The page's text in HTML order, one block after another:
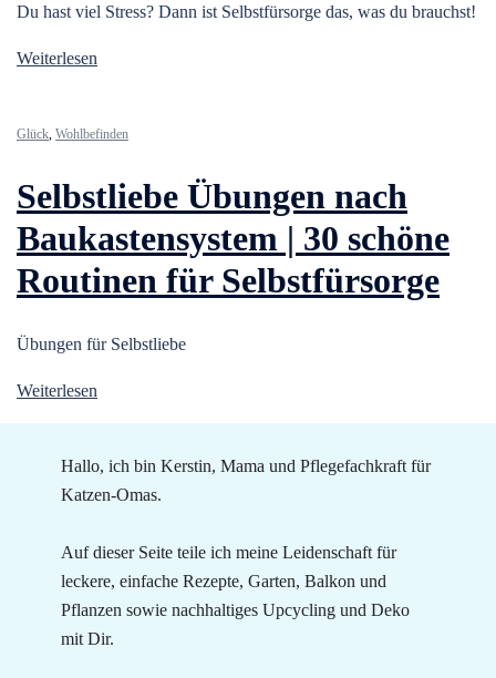
Du hast viel Stress? Dann ist Selbstfürsorge das, was du brauchst!
Weiterlesen
Glück, Wohlbefinden
Selbstliebe Übungen nach
Baukastensystem | 30 schöne
Routinen für Selbstfürsorge
Übungen für Selbstliebe
Weiterlesen
Hallo, ich bin Kerstin, Mama und Pflegefachkraft für
Katzen-Omas.
Auf dieser Seite teile ich meine Leidenschaft für
leckere, einfache Rezepte, Garten, Balkon und
Pflanzen sowie nachhaltiges Upcycling und Deko
mit Dir.